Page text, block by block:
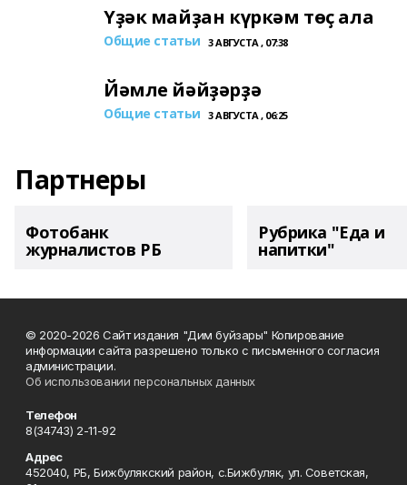
Үҙәк майҙан күркәм төҫ ала
Общие статьи 3 АВГУСТА , 07:38
Йәмле йәйҙәрҙә
Общие статьи 3 АВГУСТА , 06:25
Партнеры
Фотобанк
журналистов РБ
Рубрика "Еда и
напитки"
© 2020-2026 Сайт издания "Дим буйзары" Копирование
информации сайта разрешено только с письменного согласия
администрации.
Об использовании персональных данных
Телефон
8(34743) 2-11-92
Адрес
452040, РБ, Бижбулякский район, с.Бижбуляк, ул. Советская,